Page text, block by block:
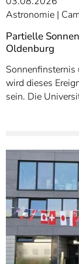
Astronomie
Partielle
Oldenburg
wird dieses
sein. Die